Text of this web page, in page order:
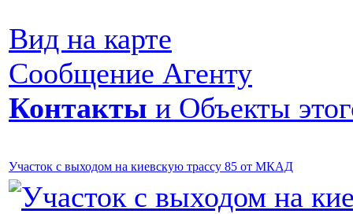
Вид на карте
Сообщение Агенту
Контакты и Объекты
Участок с выходом на киевскую трассу 85 от МКАД